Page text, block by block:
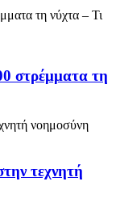
στρέμματα τη
τεχνητή